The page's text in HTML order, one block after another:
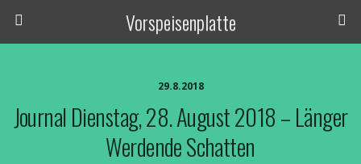
Vorspeisenplatte
29.8.2018
Journal Dienstag, 28. August 2018 – Länger
Werdende Schatten